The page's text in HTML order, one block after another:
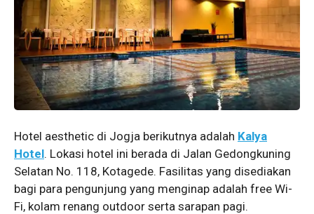
Hotel aesthetic di Jogja berikutnya adalah Kalya
Hotel. Lokasi hotel ini berada di Jalan Gedongkuning
Selatan No. 118, Kotagede. Fasilitas yang disediakan
bagi para pengunjung yang menginap adalah free Wi-
Fi, kolam renang outdoor serta sarapan pagi.